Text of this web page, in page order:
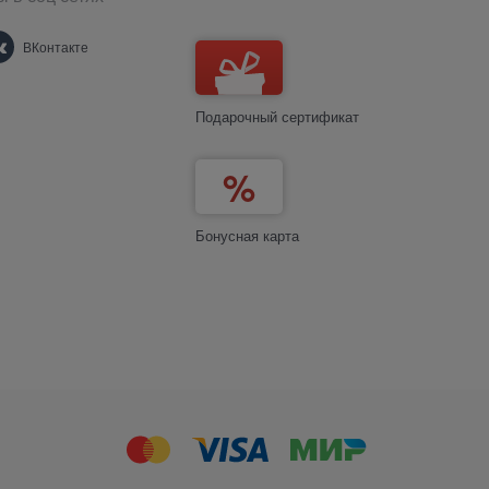
ВКонтакте
Подарочный сертификат
Бонусная карта